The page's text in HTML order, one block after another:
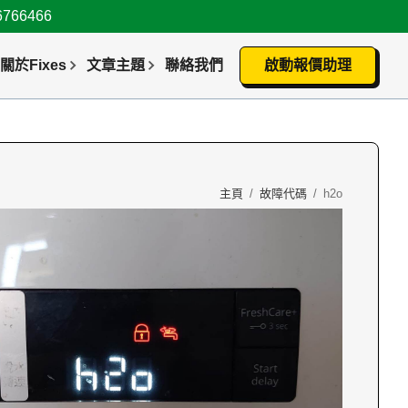
關於Fixes 文章主題 聯絡我們 啟動報價助理
主頁 / 故障代碼 / h2o